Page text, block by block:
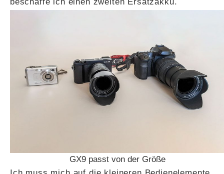
GX9 passt von der Größe